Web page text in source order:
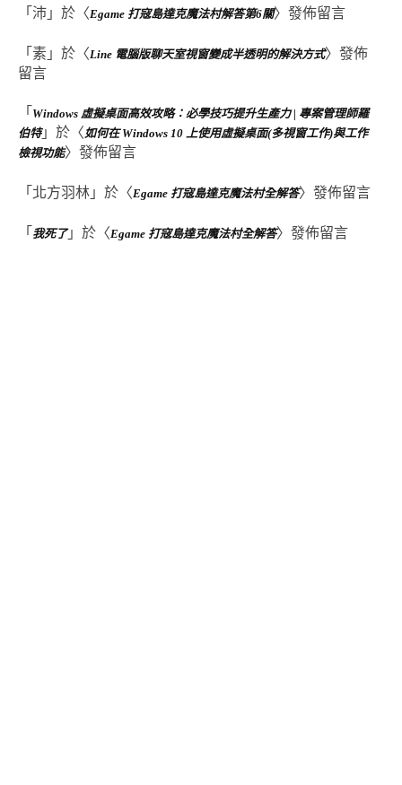
「 沛 」於〈Egame 打寇島達克魔法村解答第6關〉發佈留言
「 素 」於〈Line 電腦版聊天室視窗變成半透明的解決方式〉發佈
留言
「 Windows 虛擬桌面高效攻略：必學技巧提升生產力 | 專案管理師羅
伯特」於〈 如何在 Windows 10 上使用虛擬桌面(多視窗工作)與工作
檢視功能〉發佈留言
「 北方羽林 」於〈Egame 打寇島達克魔法村全解答〉發佈留言
「 我死了」於〈Egame 打寇島達克魔法村全解答〉發佈留言